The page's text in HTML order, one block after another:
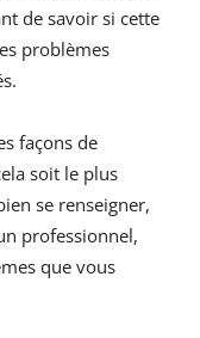
de savoir si cette
problèmes
façons de
soit le plus
se renseigner,
professionnel,
que vous